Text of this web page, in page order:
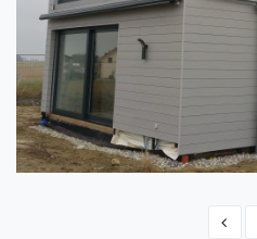
ŠVEICE -